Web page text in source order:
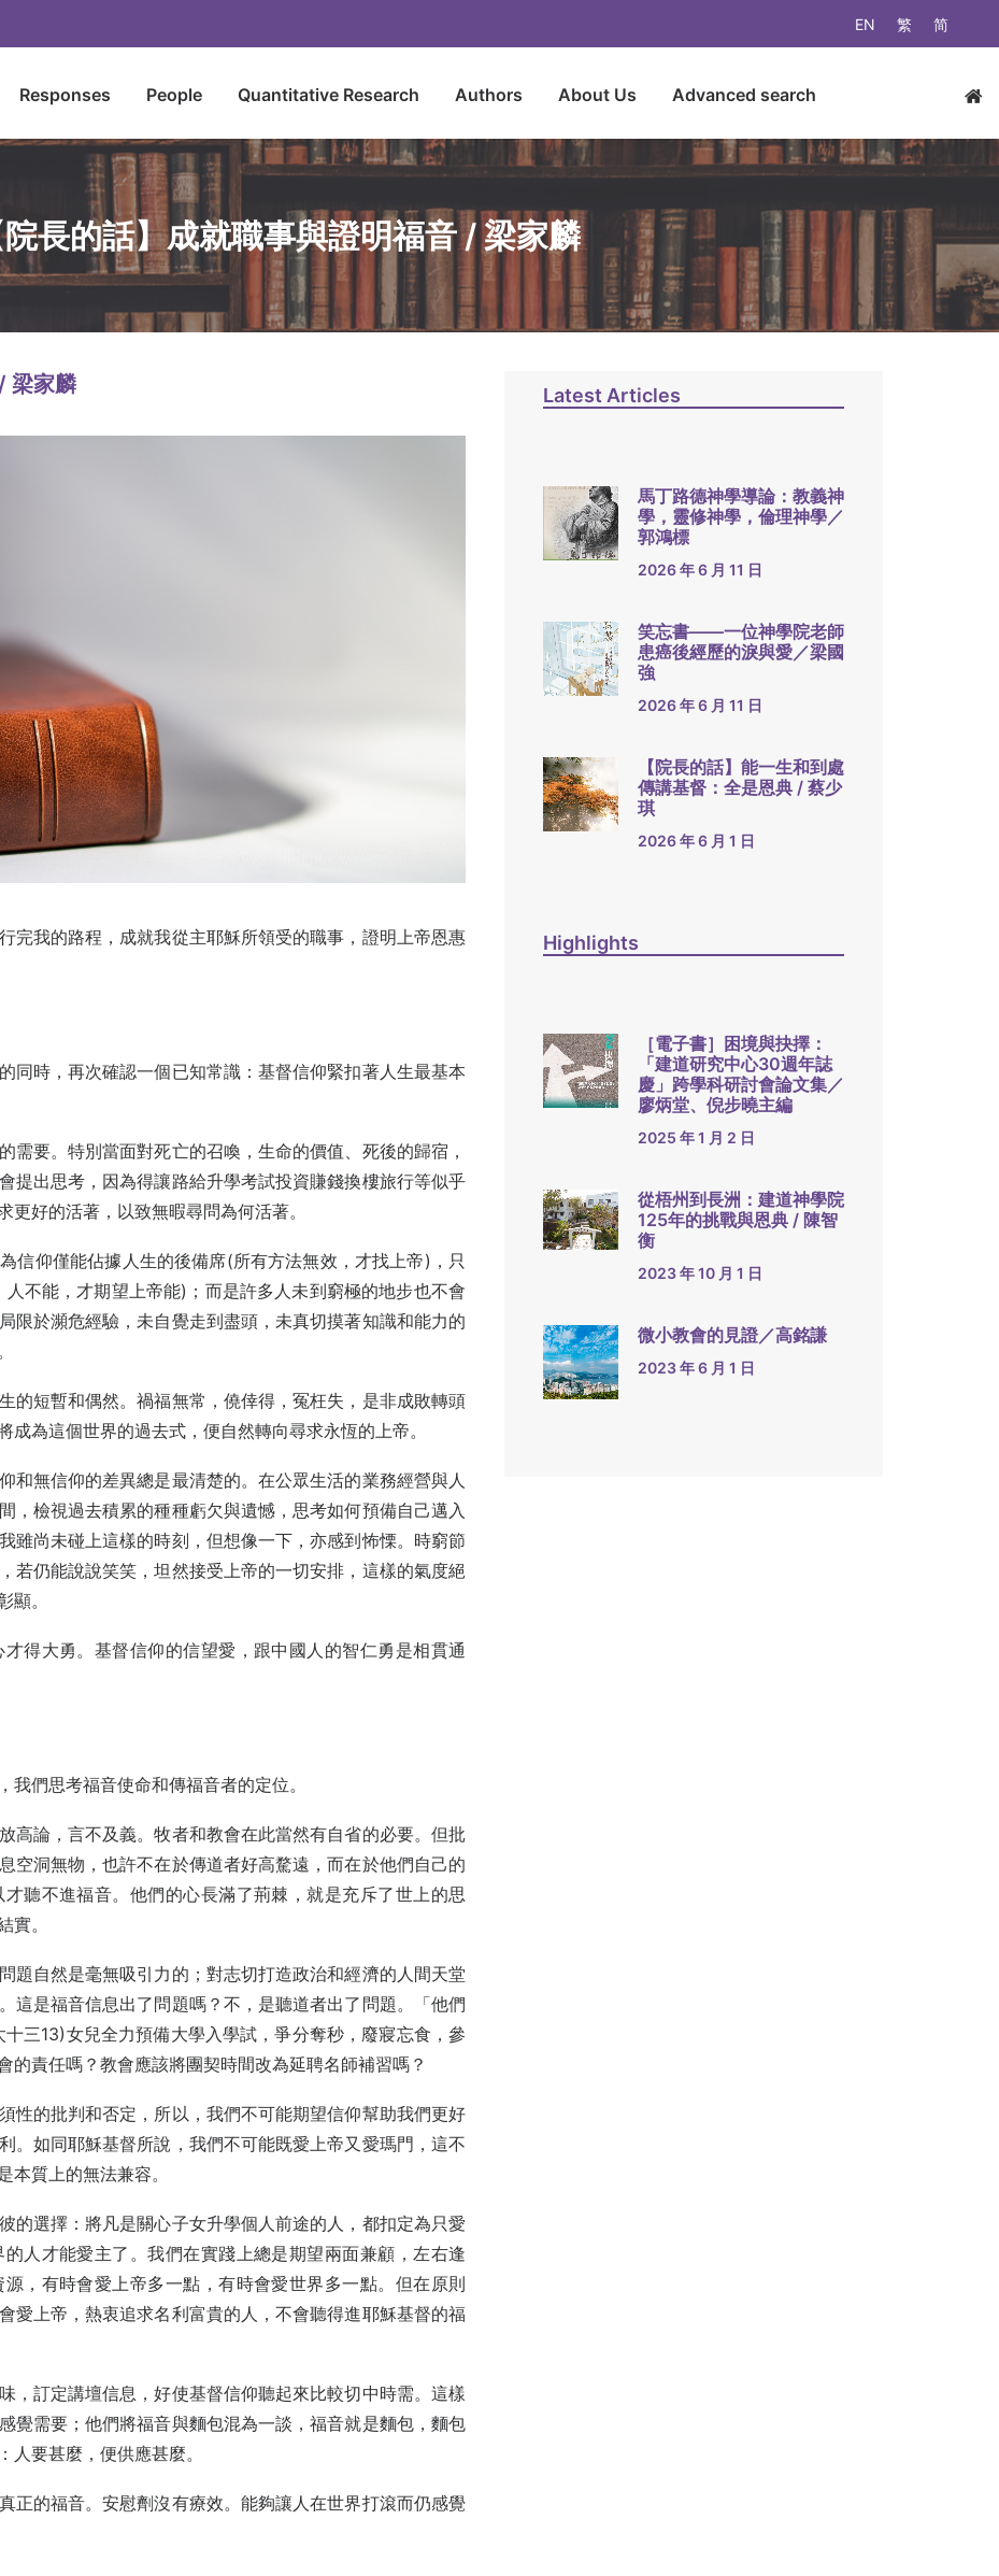
EN 繁 简
Responses People Quantitative Research Authors About Us Advanced search
長的話】成就職事與證明福音 / 梁家麟
梁家麟
完我的路程，成就我從主耶穌所領受的職事，證明上帝恩惠
同時，再次確認一個已知常識：基督信仰緊扣著人生最基本
需要。特別當面對死亡的召喚，生命的價值、死後的歸宿，
提出思考，因為得讓路給升學考試投資賺錢換樓旅行等似乎
好的活著，以致無暇尋問為何活著。
信仰僅能佔據人生的後備席(所有方法無效，才找上帝)，只
不能，才期望上帝能)；而是許多人未到窮極的地步也不會
限於瀕危經驗，未自覺走到盡頭，未真切摸著知識和能力的
的短暫和偶然。禍福無常，僥倖得，冤枉失，是非成敗轉頭
為這個世界的過去式，便自然轉向尋求永恆的上帝。
和無信仰的差異總是最清楚的。在公眾生活的業務經營與人
，檢視過去積累的種種虧欠與遺憾，思考如何預備自己邁入
雖尚未碰上這樣的時刻，但想像一下，亦感到怖慄。時窮節
若仍能說說笑笑，坦然接受上帝的一切安排，這樣的氣度絕
顯。
得大勇。基督信仰的信望愛，跟中國人的智仁勇是相貫通
們思考福音使命和傳福音者的定位。
高論，言不及義。牧者和教會在此當然有自省的必要。但批
空洞無物，也許不在於傳道者好高騖遠，而在於他們自己的
聽不進福音。他們的心長滿了荊棘，就是充斥了世上的思
實。
題自然是毫無吸引力的；對志切打造政治和經濟的人間天堂
這是福音信息出了問題嗎？不，是聽道者出了問題。「他們
三13)女兒全力預備大學入學試，爭分奪秒，廢寢忘食，參
的責任嗎？教會應該將團契時間改為延聘名師補習嗎？
性的批判和否定，所以，我們不可能期望信仰幫助我們更好
。如同耶穌基督所說，我們不可能既愛上帝又愛瑪門，這不
質上的無法兼容。
的選擇：將凡是關心子女升學個人前途的人，都扣定為只愛
人才能愛主了。我們在實踐上總是期望兩面兼顧，左右逢
，有時會愛上帝多一點，有時會愛世界多一點。但在原則
愛上帝，熱衷追求名利富貴的人，不會聽得進耶穌基督的福
，訂定講壇信息，好使基督信仰聽起來比較切中時需。這樣
覺需要；他們將福音與麵包混為一談，福音就是麵包，麵包
要甚麼，便供應甚麼。
正的福音。安慰劑沒有療效。能夠讓人在世界打滾而仍感覺
Latest Articles
馬丁路德神學導論：教義神
學，靈修神學，倫理神學／
郭鴻標
2026 年 6 月 11 日
笑忘書——一位神學院老師
患癌後經歷的淚與愛／梁國
強
2026 年 6 月 11 日
【院長的話】能一生和到處
傳講基督：全是恩典 / 蔡少
琪
2026 年 6 月 1 日
Highlights
［電子書］困境與抉擇：
「建道研究中心30週年誌
慶」跨學科研討會論文集／
廖炳堂、倪步曉主編
2025 年 1 月 2 日
從梧州到長洲：建道神學院
125年的挑戰與恩典 / 陳智
衡
2023 年 10 月 1 日
微小教會的見證／高銘謙
2023 年 6 月 1 日